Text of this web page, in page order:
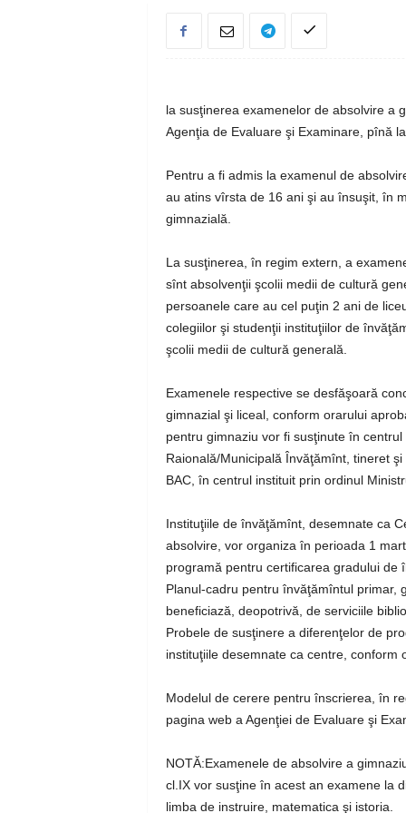
la susţinerea examenelor de absolvire a
Agenţia de Evaluare şi Examinare, pînă
Pentru a fi admis la examenul de
au atins vîrsta de 16 ani şi au însuşit, în
gimnazială.
La susţinerea, în regim extern, a
sînt absolvenţii şcolii medii de cultură
persoanele care au cel puţin 2 ani de
colegiilor şi studenţii instituţiilor de
şcolii medii de cultură generală.
Examenele respective se desfăşoară
gimnazial şi liceal, conform orarului
pentru gimnaziu vor fi susţinute în
Raională/Municipală Învăţămînt, tineret
BAC, în centrul instituit prin ordinul
Instituţiile de învăţămînt, desemnate ca
absolvire, vor organiza în perioada 1
programă pentru certificarea gradului de
Planul-cadru pentru învăţămîntul primar,
beneficiază, deopotrivă, de serviciile
Probele de susţinere a diferenţelor de
instituţiile desemnate ca centre, conform
Modelul de cerere pentru înscrierea, în
pagina web a Agenţiei de Evaluare şi
NOTĂ:Examenele de absolvire a
cl.IX vor susţine în acest an examene la
limba de instruire, matematica şi istoria.